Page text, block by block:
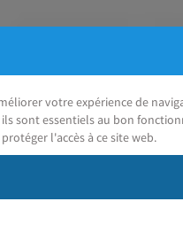
votre expérience de
sont essentiels au bon
l'accès à ce site web.